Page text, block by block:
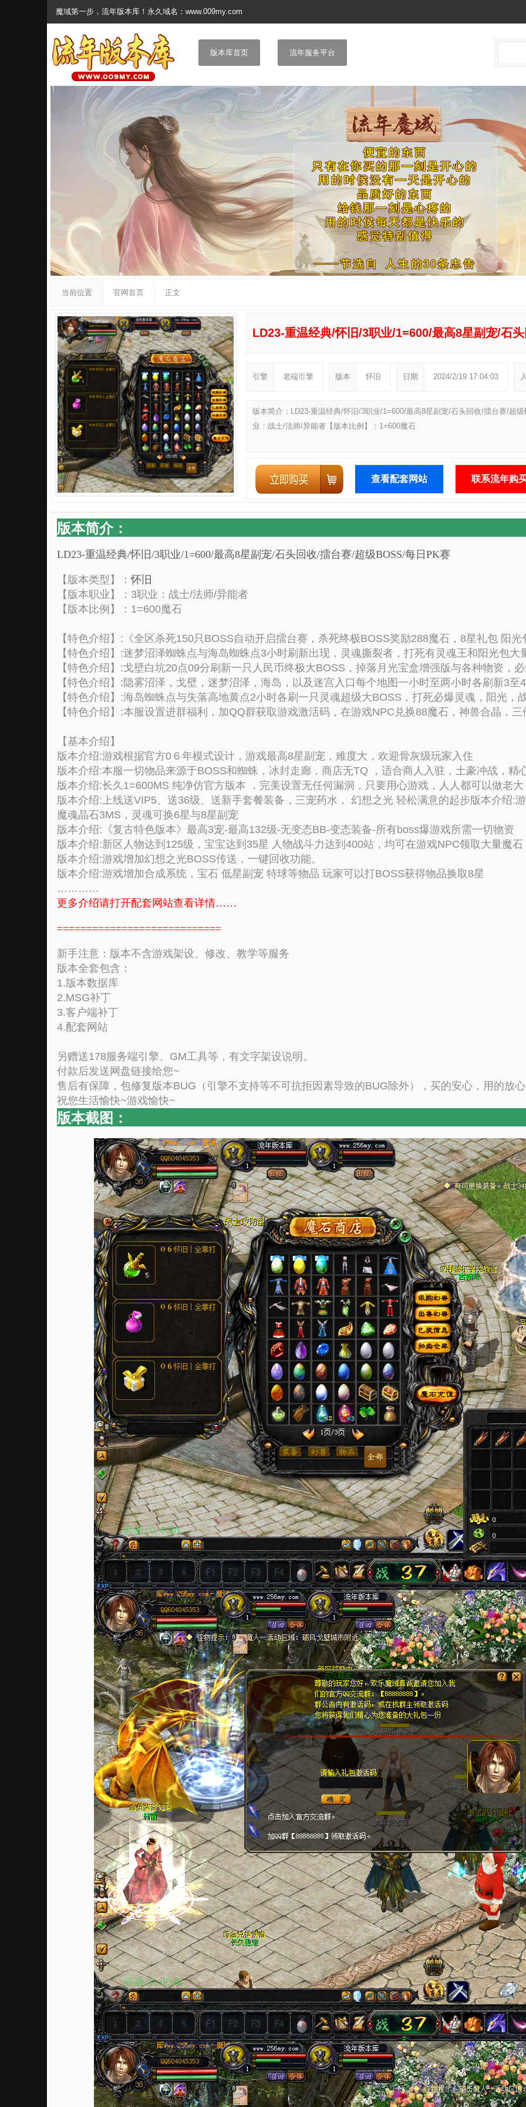
魔域第一步，流年版本库！永久域名：www.009my.com
版本库首页 流年服务平台
当前位置 官网首页 正文
LD23-重温经典/怀旧/3职业/1=600/最高8星副宠/石
引擎 老端引擎 版本 怀旧 日期 2024/2/19 17:04:03
版本简介：LD23-重温经典/怀旧/3职业/1=600/最高8星副宠/石头回收/擂台赛/超
业：战士/法师/异能者【版本比例】：1=600魔石
查看配套网站 联系流年购
版本简介：
LD23-重温经典/怀旧/3职业/1=600/最高8星副宠/石头回收/擂台赛/超级BOSS/每日PK赛
【版本类型】：怀旧
【版本职业】：3职业：战士/法师/异能者
【版本比例】：1=600魔石
【特色介绍】:《全区杀死150只BOSS自动开启擂台赛，杀死终极BOSS奖励288魔石，8星礼包 阳光
【特色介绍】:迷梦沼泽蜘蛛点与海岛蜘蛛点3小时刷新出现，灵魂撕裂者，打死有灵魂王和阳光包大
【特色介绍】:戈壁白坑20点09分刷新一只人民币终极大BOSS，掉落月光宝盒增强版与各种物资，
【特色介绍】:隐雾沼泽，戈壁，迷梦沼泽，海岛，以及迷宫入口每个地图一小时至两小时各刷新3至
【特色介绍】:海岛蜘蛛点与失落高地黄点2小时各刷一只灵魂超级大BOSS，打死必爆灵魂，阳光，
【特色介绍】:本服设置进群福利，加QQ群获取游戏激活码，在游戏NPC兑换88魔石，神兽合晶，
【基本介绍】
版本介绍:游戏根据官方0６年模式设计，游戏最高8星副宠，难度大，欢迎骨灰级玩家入住
版本介绍:本服一切物品来源于BOSS和蜘蛛，冰封走廊，商店无TQ ，适合商人入驻，土豪冲战，精
版本介绍:长久1=600MS 纯净仿官方版本 ，完美设置无任何漏洞，只要用心游戏，人人都可以做老大
版本介绍:上线送VIP5、送36级、送新手套餐装备，三宠药水， 幻想之光 轻松满意的起步版本介绍:
魔魂晶石3MS，灵魂可换6星与8星副宠
版本介绍:《复古特色版本》最高3宠-最高132级-无变态BB-变态装备-所有boss爆游戏所需一切物资
版本介绍:新区人物达到125级，宝宝达到35星 人物战斗力达到400站，均可在游戏NPC领取大量魔石
版本介绍:游戏增加幻想之光BOSS传送，一键回收功能。
版本介绍:游戏增加合成系统，宝石 低星副宠 特球等物品 玩家可以打BOSS获得物品换取8星
…………
更多介绍请打开配套网站查看详情……
============================
新手注意：版本不含游戏架设、修改、教学等服务
版本全套包含：
1.版本数据库
2.MSG补丁
3.客户端补丁
4.配套网站
另赠送178服务端引擎、GM工具等，有文字架设说明。
付款后发送网盘链接给您~
售后有保障，包修复版本BUG（引擎不支持等不可抗拒因素导致的BUG除外），买的安心，用的放
祝您生活愉快~游戏愉快~
版本截图：